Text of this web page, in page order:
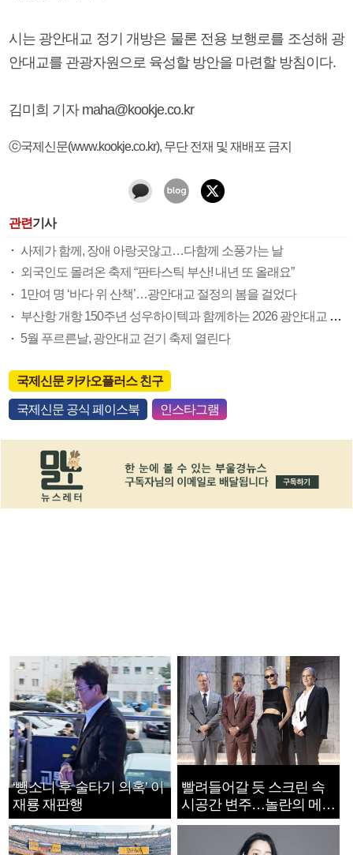
시는 광안대교 정기 개방은 물론 전용 보행로를 조성해 광
안대교를 관광자원으로 육성할 방안을 마련할 방침이다.
김미희 기자 maha@kookje.co.kr
ⓒ국제신문(www.kookje.co.kr), 무단 전재 및 재배포 금지
관련기사
사제가 함께, 장애 아랑곳않고…다함께 소풍가는 날
외국인도 몰려온 축제 “판타스틱 부산! 내년 또 올래요”
1만여 명 ‘바다 위 산책’…광안대교 절정의 봄을 걸었다
부산항 개항 150주년 성우하이텍과 함께하는 2026 광안대교 국제 걷기축제
5월 푸르른날, 광안대교 걷기 축제 열린다
국제신문 카카오플러스 친구
국제신문 공식 페이스북 인스타그램
‘뺑소니 후 술타기 의혹’ 이
재룡 재판행
빨려들어갈 듯 스크린 속
시공간 변주…놀란의 메시
지는 ‘전쟁 속죄’